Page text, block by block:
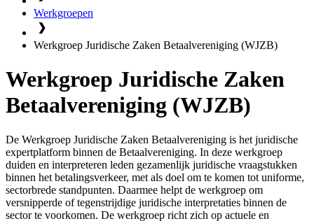
Werkgroepen
Werkgroep Juridische Zaken Betaalvereniging (WJZB)
Werkgroep Juridische Zaken
Betaalvereniging (WJZB)
De Werkgroep Juridische Zaken Betaalvereniging is het juridische
expertplatform binnen de Betaalvereniging. In deze werkgroep
duiden en interpreteren leden gezamenlijk juridische vraagstukken
binnen het betalingsverkeer, met als doel om te komen tot uniforme,
sectorbrede standpunten. Daarmee helpt de werkgroep om
versnipperde of tegenstrijdige juridische interpretaties binnen de
sector te voorkomen. De werkgroep richt zich op actuele en